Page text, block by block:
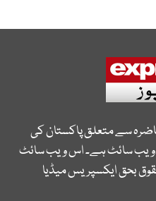
سے متعلق پاکستان کی
ویب سائٹ ہے۔ اس ویب سائٹ
بحق ایکسپریس میڈیا